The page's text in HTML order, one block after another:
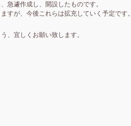
急遽作成し、開設したものです。
すが、今後これらは拡充していく予定です。
、宜しくお願い致します。